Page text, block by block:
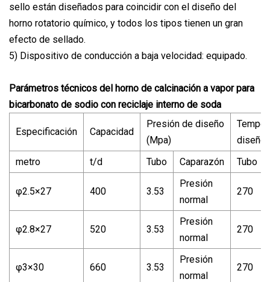
sello están diseñados para coincidir con el diseño del
horno rotatorio químico, y todos los tipos tienen un gran
efecto de sellado.
5) Dispositivo de conducción a baja velocidad: equipado.
Parámetros técnicos del horno de calcinación a vapor para
bicarbonato de sodio con reciclaje interno de soda
Especificación Capacidad
Presión de diseño
(Mpa)
diseño
metro
t/d Tubo Caparazón Tubo
φ2.5×27 400 3.53
Presión
normal
270
φ2.8×27 520 3.53
Presión
normal
270
φ3×30 660 3.53
Presión
normal
270